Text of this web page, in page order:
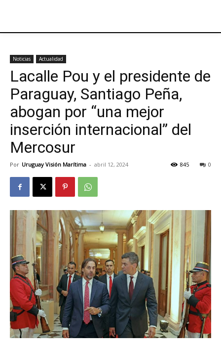
Noticias Actualidad
Lacalle Pou y el presidente de
Paraguay, Santiago Peña,
abogan por “una mejor
inserción internacional” del
Mercosur
Por Uruguay Visión Marítima - abril 12, 2024 0
845